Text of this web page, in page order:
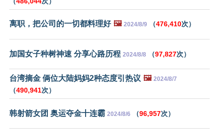
离职，把公司的一切都料理好 🖼️ 2024/8/9 （476,410次）
加国女子种树神速 分享心路历程 2024/8/8 （97,827次）
台湾摘金 俩位大陆妈妈2种态度引热议 🖼️ 2024/8/7
（490,941次）
韩射箭女团 奥运夺金十连霸 2024/8/6 （96,957次）